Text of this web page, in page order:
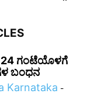
ಗಂಟೆಯೊಳಗೆ
ಬಂಧನ
Karnataka -